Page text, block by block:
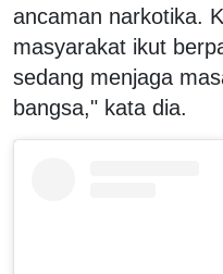
ancaman narkotika.
masyarakat ikut
sedang menjaga
bangsa," kata dia.